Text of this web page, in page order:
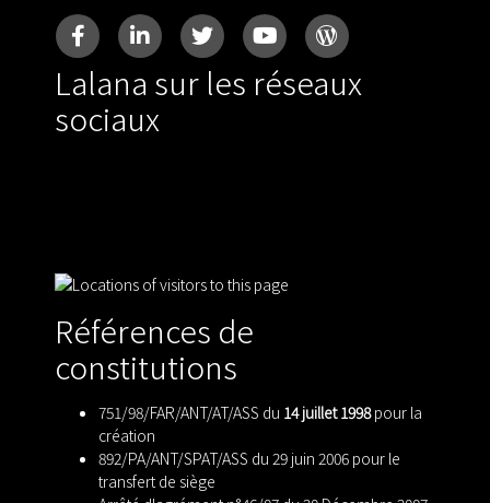
Lalana sur les réseaux
sociaux
Références de
constitutions
751/98/FAR/ANT/AT/ASS du 14 juillet 1998pour la
création
892/PA/ANT/SPAT/ASS du 29 juin 2006 pour le
transfert de siège